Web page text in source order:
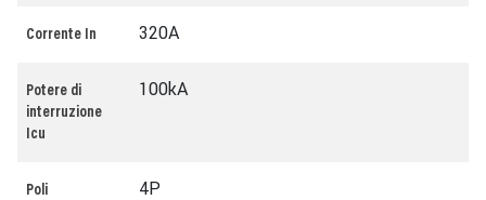
Corrente In 320A
Potere di
interruzione
Icu
100kA
Poli 4P